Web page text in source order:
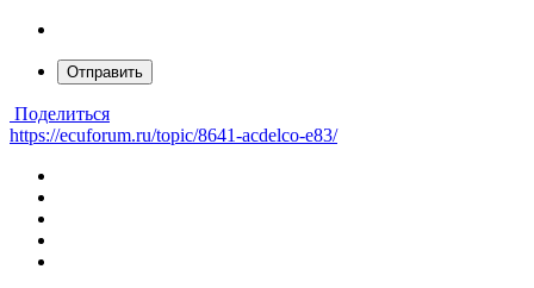
Отправить
Поделиться
https://ecuforum.ru/topic/8641-acdelco-e83/